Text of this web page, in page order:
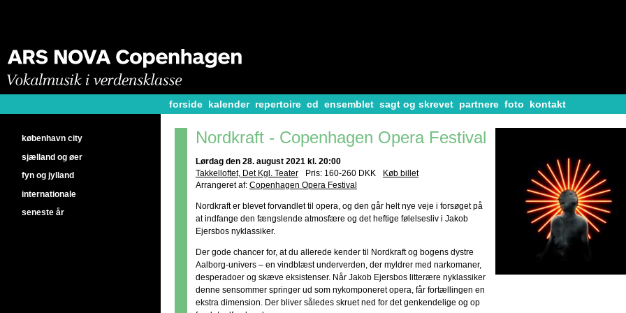
forside kalender repertoire cd ensemblet sagt og skrevet partnere foto kontakt
Nordkraft - Copenhagen Opera Festival
Lørdag den 28. august 2021 kl. 20:00
Takkelloftet, Det Kgl. Teater
Pris: 160-260 DKK
Køb billet
Arrangeret af: Copenhagen Opera Festival
Nordkraft er blevet forvandlet til opera, og den går helt nye veje i forsøget på
at indfange den fængslende atmosfære og det heftige følelsesliv i Jakob
Ejersbos nyklassiker.
Der gode chancer for, at du allerede kender til Nordkraft og bogens dystre
Aalborg-univers – en vindblæst underverden, der myldrer med narkomaner,
desperadoer og skæve eksistenser. Når Jakob Ejersbos litterære nyklassiker
denne sensommer springer ud som nykomponeret opera, får fortællingen en
ekstra dimension. Der bliver således skruet ned for det genkendelige og op
københavn city
sjælland og øer
fyn og jylland
internationale
seneste år